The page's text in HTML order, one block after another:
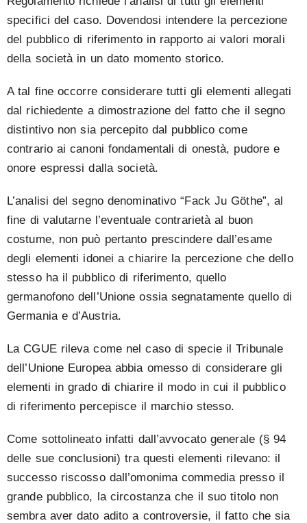
specifici del caso. Dovendosi intendere la percezione
del pubblico di riferimento in rapporto ai valori morali
della società in un dato momento storico.
A tal fine occorre considerare tutti gli elementi allegati
dal richiedente a dimostrazione del fatto che il segno
distintivo non sia percepito dal pubblico come
contrario ai canoni fondamentali di onestà, pudore e
onore espressi dalla società.
L’analisi del segno denominativo “Fack Ju Göthe”, al
fine di valutarne l’eventuale contrarietà al buon
costume, non può pertanto prescindere dall’esame
degli elementi idonei a chiarire la percezione che dello
stesso ha il pubblico di riferimento, quello
germanofono dell’Unione ossia segnatamente quello di
Germania e d’Austria.
La CGUE rileva come nel caso di specie il Tribunale
dell’Unione Europea abbia omesso di considerare gli
elementi in grado di chiarire il modo in cui il pubblico
di riferimento percepisce il marchio stesso.
Come sottolineato infatti dall’avvocato generale (§ 94
delle sue conclusioni) tra questi elementi rilevano: il
successo riscosso dall’omonima commedia presso il
grande pubblico, la circostanza che il suo titolo non
sembra aver dato adito a controversie, il fatto che sia